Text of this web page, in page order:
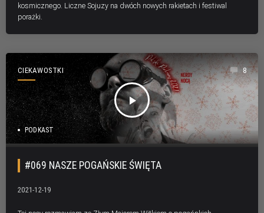
kosmicznego. Liczne Sojuzy na dwóch nowych rakietach i festiwal
porażki.
CIEKAWOSTKI
play_arrow
8
PODKAST
#069 NASZE POGAŃSKIE ŚWIĘTA
2021-12-19